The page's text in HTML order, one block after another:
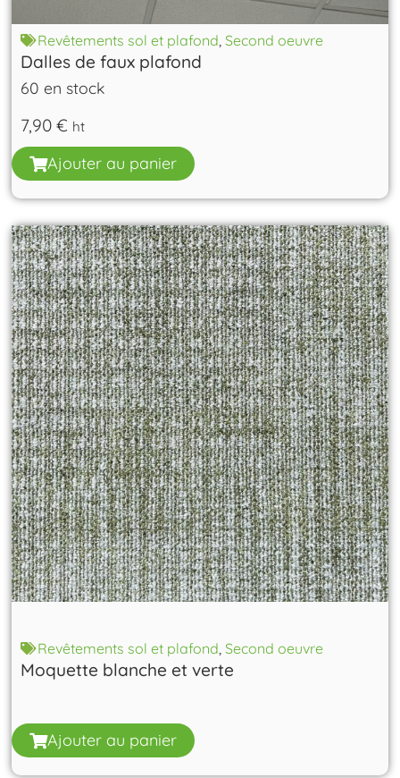
Revêtements sol et plafond,Second oeuvre
Dalles de faux plafond
60 en stock
7,90€ ht
Ajouter au panier
Revêtements sol et plafond,Second oeuvre
Moquette blanche et verte
Ajouter au panier